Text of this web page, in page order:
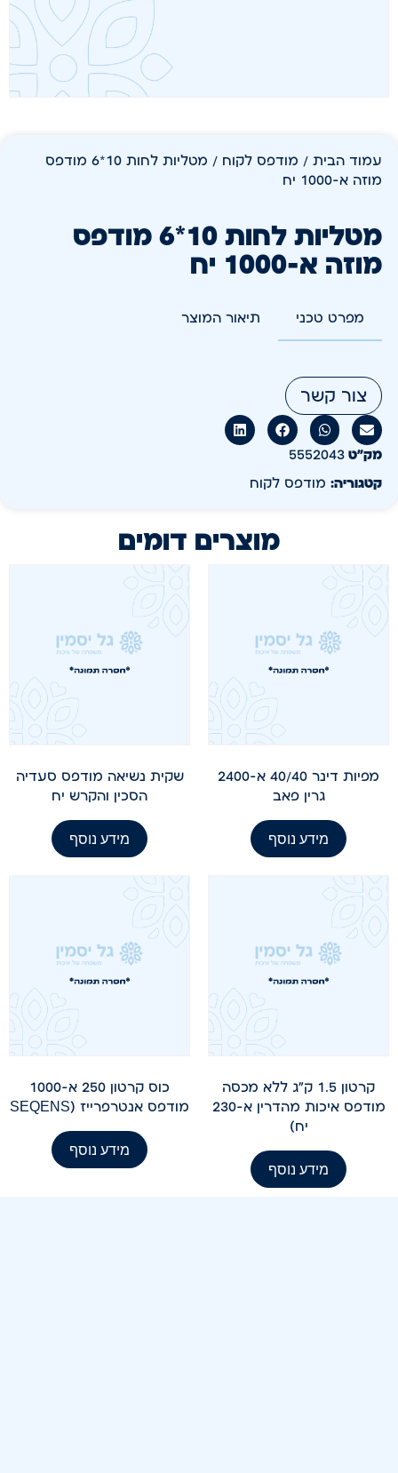
עמוד הבית / מודפס לקוח
/ מטליות לחות 10*6 מודפס
מוזה א-1000 יח
מטליות לחות 10*6 מודפס
מוזה א-1000 יח
מפרט טכני תיאור המוצר
צור קשר
מק״ט 5552043
קטגוריה: מודפס לקוח
מוצרים דומים
מפיות דינר 40/40 א-2400
גרין פאב
מידע נוסף
שקית נשיאה מודפס סעדיה
הסכין והקרש יח
מידע נוסף
קרטון 1.5 ק"ג ללא מכסה
מודפס איכות מהדרין א-230
יח)
מידע נוסף
כוס קרטון 250 א-1000
מודפס אנטרפרייז (SEQENSׂ
מידע נוסף